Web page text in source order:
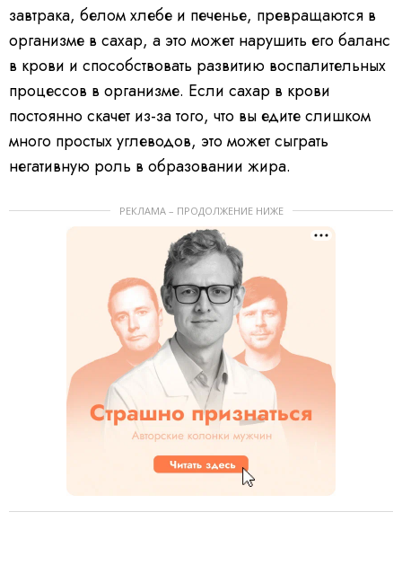
завтрака, белом хлебе и печенье, превращаются в
организме в сахар, а это может нарушить его баланс
в крови и способствовать развитию воспалительных
процессов в организме. Если сахар в крови
постоянно скачет из-за того, что вы едите слишком
много простых углеводов, это может сыграть
негативную роль в образовании жира.
РЕКЛАМА – ПРОДОЛЖЕНИЕ НИЖЕ